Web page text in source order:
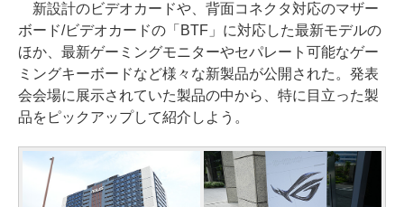
新設計のビデオカードや、背面コネクタ対応のマザー
ボード/ビデオカードの「BTF」に対応した最新モデルの
ほか、最新ゲーミングモニターやセパレート可能なゲー
ミングキーボードなど様々な新製品が公開された。発表
会会場に展示されていた製品の中から、特に目立った製
品をピックアップして紹介しよう。